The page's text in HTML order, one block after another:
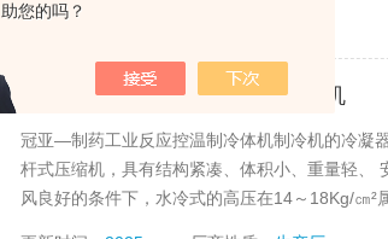
助您的吗？查看详细介绍
冠亚—制药工业反应控温制冷体机
冠亚—制药工业反应控温制冷体机制冷机的冷凝
杆式压缩机，具有结构紧凑、体积小、重量轻
风良好的条件下，水冷式的高压在14～18Kg/㎝